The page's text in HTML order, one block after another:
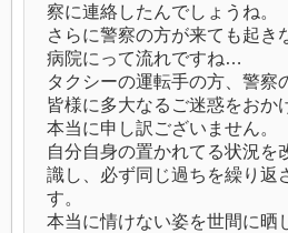
察に連絡したんでしょうね。
さらに警察の方が来ても起き
病院にって流れですね…
タクシーの運転手の方、警察
皆様に多大なるご迷惑をおか
本当に申し訳ございません。
自分自身の置かれてる状況を
識し、必ず同じ過ちを繰り返
す。
本当に情けない姿を世間に晒